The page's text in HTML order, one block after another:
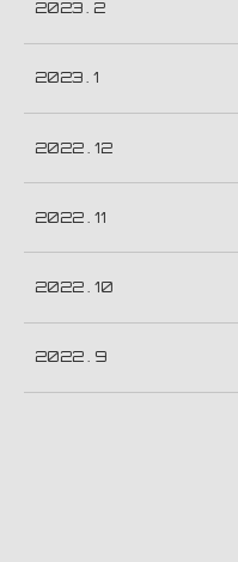
2023 . 2
2023 . 1
2022 . 12
2022 . 11
2022 . 10
2022 . 9